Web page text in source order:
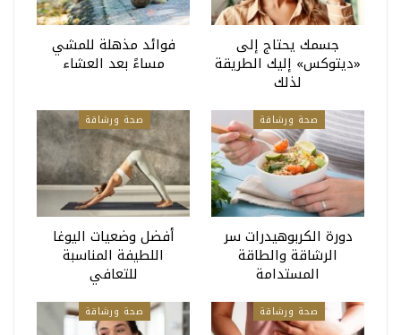
جسمك يحتاج إلى
«ديتوكس» إليك الطريقة
لذلك
فوائد مذهلة للمشي
مساءً بعد العشاء
صحة ورشاقة
دورة الكربوهيدرات سر
الرشاقة والطاقة
المستدامة
صحة ورشاقة
أفضل وضعيات اليوغا
اللطيفة المناسبة
للتعافي
صحة ورشاقة صحة ورشاقة